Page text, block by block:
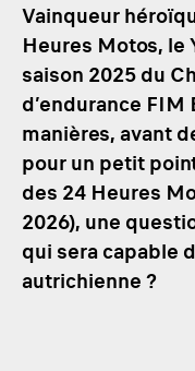
Vainqueur
Heures Motos, le
saison 2025 du
d’endurance
manières, avant
pour un petit
des 24 Heures
2026), une
qui sera capable
autrichienne ?